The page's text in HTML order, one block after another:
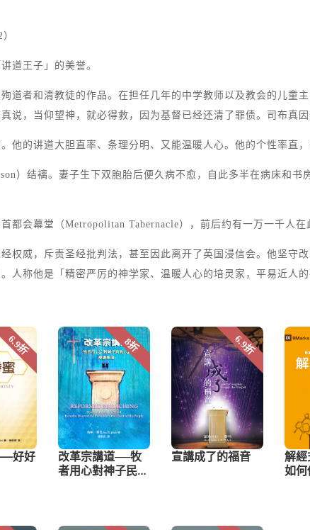
）
道王子」的美誉。
道者和清教徒的作品。在担任几年的中学教师以及教会的儿童
说，当仰望神，就必得救，因为基督已经还清了罪债。司布真
他的讲道大胆直率、条理分明、又能温暖人心。他的个性率直
）结褵。妻子生下双胞胎后便久病不愈，自此多半在病床和
都会幕堂（Metropolitan Tabernacle），前后约有一万一千人在
权威，斥责圣经批判法，甚至因此离开了英国浸信会。他坚守
人称他是「精密严厉的神学家、温暖人心的培灵家，平易近人的